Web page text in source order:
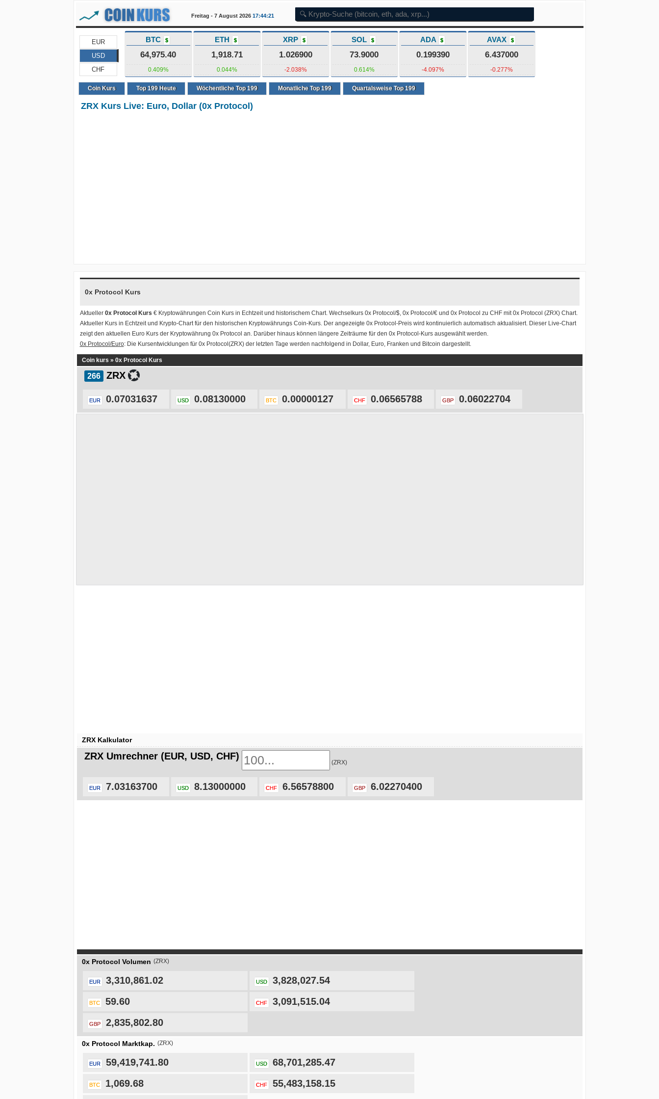
Freitag - 7 August 2026 17:44:22
EUR
USD
CHF
BTC $
64,975.40
0.409%
ETH $
1,918.71
0.044%
XRP $
1.026900
-2.038%
SOL $
73.9000
0.614%
ADA $
0.199390
-4.097%
AVAX $
6.437000
-0.277%
Coin Kurs Top199Heute Wöchentliche Top 199 Monatliche Top 199 Quartalsweise Top 199
ZRX Kurs Live: Euro, Dollar (0x Protocol)
0x Protocol Kurs
Aktueller 0x Protocol Kurs € Kryptowährungen Coin Kursin Echtzeit und historischem Chart. Wechselkurs 0x Protocol/$, 0x Protocol/€und 0x Protocol zu CHFmit0x Protocol (ZRX) Chart.
Aktueller Kurs in Echtzeit und Krypto-Chart für den historischen Kryptowährungs Coin-Kurs. Der angezeigte 0x Protocol-Preis wird kontinuierlich automatisch aktualisiert. Dieser Live-Chart
zeigt den aktuellen Euro Kurs der Kryptowährung 0x Protocol an. Darüber hinaus können längere Zeiträume für den 0x Protocol-Kurs ausgewählt werden.
0x Protocol/Euro: Die Kursentwicklungen für 0x Protocol(ZRX) der letzten Tage werden nachfolgend in Dollar, Euro, Franken und Bitcoin dargestellt.
Coin kurs » 0x Protocol Kurs
ZRX
EUR 0.07031637 USD 0.08130000 BTC 0.00000127 CHF 0.06565788 GBP 0.06022704
ZRX Kalkulator
ZRX Umrechner (EUR, USD, CHF)
(ZRX)
EUR 7.03163700 USD 8.13000000 CHF 6.56578800 GBP 6.02270400
0x Protocol Volumen (ZRX)
EUR 3,310,861.02 USD 3,828,027.54
BTC 59.60 CHF 3,091,515.04
GBP 2,835,802.80
0x Protocol Marktkap. (ZRX)
EUR 59,419,741.80 USD 68,701,285.47
BTC 1,069.68 CHF 55,483,158.15